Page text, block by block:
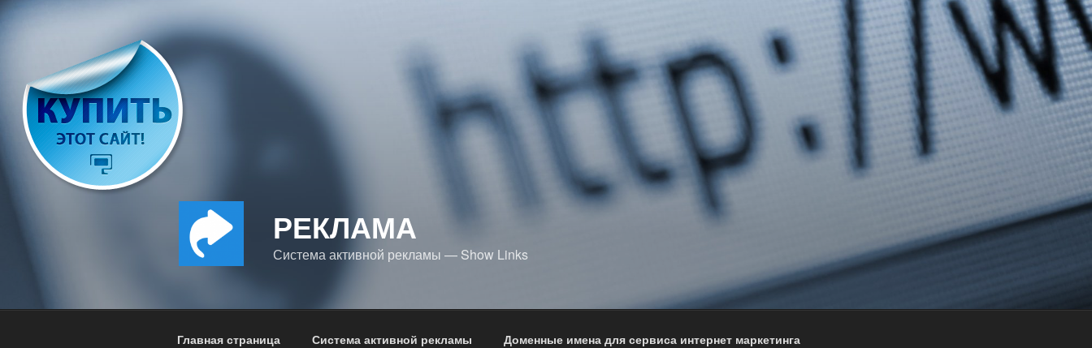
Перейти
РЕКЛАМА
Система активной рекламы — Show Links
Главная страница Система активной рекламы Доменные имена для сервиса интернет маркетинга